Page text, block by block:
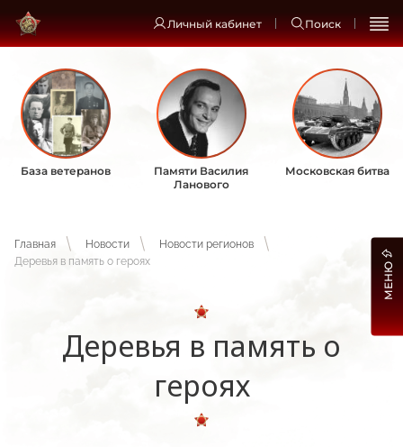
Личный кабинет Поиск
База ветеранов
Памяти Василия
Ланового
Московская битва
Главная Новости
Новости регионов
Деревья в память о героях
Деревья в память о
героях
МЕНЮ